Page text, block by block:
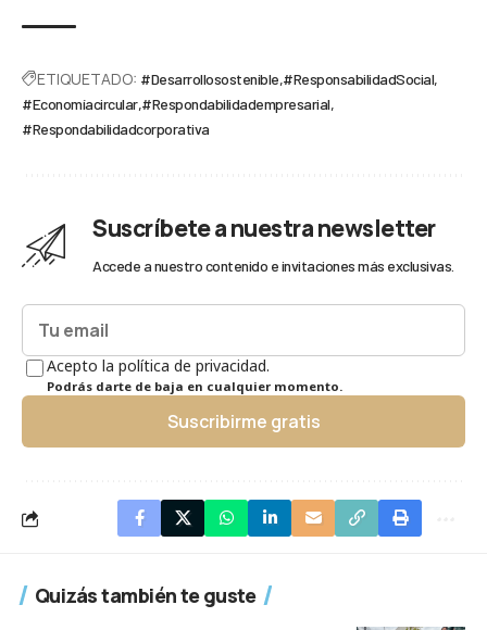
ETIQUETADO: #Desarrollosostenible #ResponsabilidadSocial
#Economíacircular #Respondabilidadempresarial
#Respondabilidadcorporativa
Suscríbete a nuestra newsletter
Accede a nuestro contenido e invitaciones más exclusivas.
Acepto la política de privacidad.
Podrás darte de baja en cualquier momento.
Suscribirme gratis
Quizás también te guste